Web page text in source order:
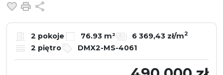
Dodaj do ulubionych
Drukuj
2 pokoje 76.93 m² 6 369,43 zł/m2
2 piętro DMX2-MS-4061